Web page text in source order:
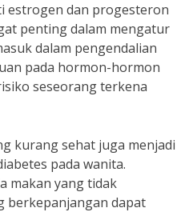
estrogen dan progesteron
penting dalam mengatur
dalam pengendalian
pada hormon-hormon
seseorang terkena
kurang sehat juga menjadi
pada wanita.
makan yang tidak
berkepanjangan dapat